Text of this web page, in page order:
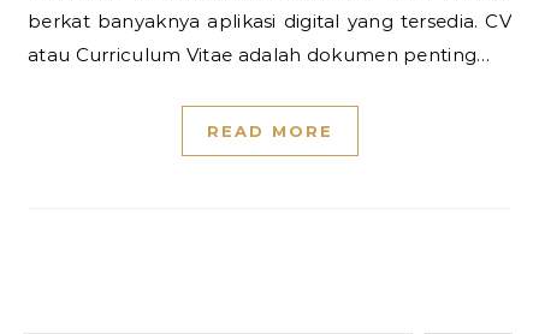
berkat banyaknya aplikasi digital yang tersedia. CV
atau Curriculum Vitae adalah dokumen penting…
READ MORE